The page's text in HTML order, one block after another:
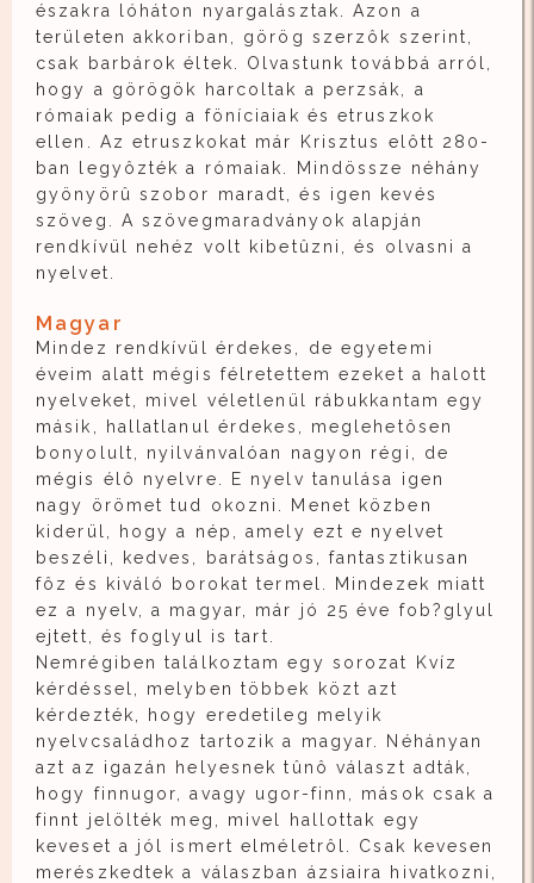
északra lóháton nyargalásztak. Azon a
területen akkoriban, görög szerzôk szerint,
csak barbárok éltek. Olvastunk továbbá arról,
hogy a görögök harcoltak a perzsák, a
rómaiak pedig a föníciaiak és etruszkok
ellen. Az etruszkokat már Krisztus elôtt 280-
ban legyôzték a rómaiak. Mindössze néhány
gyönyörû szobor maradt, és igen kevés
szöveg. A szövegmaradványok alapján
rendkívül nehéz volt kibetûzni, és olvasni a
nyelvet.
Magyar
Mindez rendkívül érdekes, de egyetemi
éveim alatt mégis félretettem ezeket a halott
nyelveket, mivel véletlenül rábukkantam egy
másik, hallatlanul érdekes, meglehetôsen
bonyolult, nyilvánvalóan nagyon régi, de
mégis élô nyelvre. E nyelv tanulása igen
nagy örömet tud okozni. Menet közben
kiderül, hogy a nép, amely ezt e nyelvet
beszéli, kedves, barátságos, fantasztikusan
fôz és kiváló borokat termel. Mindezek miatt
ez a nyelv, a magyar, már jó 25 éve fob?glyul
ejtett, és foglyul is tart.
Nemrégiben találkoztam egy sorozat Kvíz
kérdéssel, melyben többek közt azt
kérdezték, hogy eredetileg melyik
nyelvcsaládhoz tartozik a magyar. Néhányan
azt az igazán helyesnek tûnô választ adták,
hogy finnugor, avagy ugor-finn, mások csak a
finnt jelölték meg, mivel hallottak egy
keveset a jól ismert elméletrôl. Csak kevesen
merészkedtek a válaszban ázsiaira hivatkozni,